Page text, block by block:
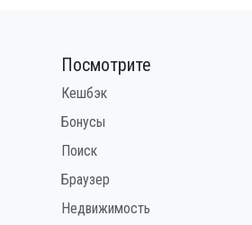
Посмотрите
Кешбэк
Бонусы
Поиск
Браузер
Недвижимость